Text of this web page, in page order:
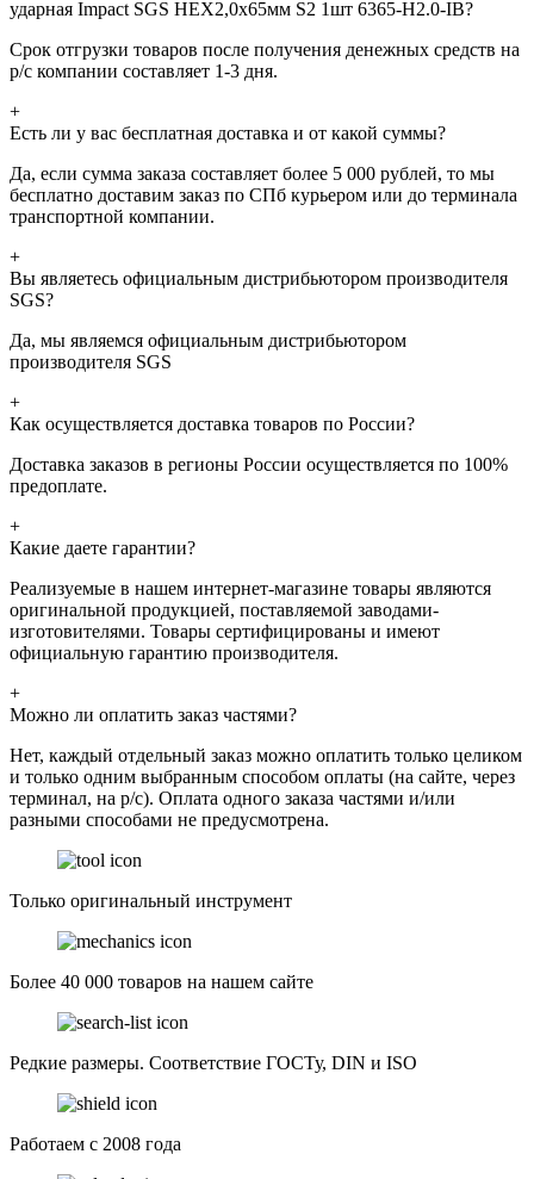
ударная Impact SGS HEX2,0х65мм S2 1шт 6365-H2.0-IB?
Срок отгрузки товаров после получения денежных средств на
р/с компании составляет 1-3 дня.
+
Есть ли у вас бесплатная доставка и от какой суммы?
Да, если сумма заказа составляет более 5 000 рублей, то мы
бесплатно доставим заказ по СПб курьером или до терминала
транспортной компании.
+
Вы являетесь официальным дистрибьютором производителя
SGS?
Да, мы являемся официальным дистрибьютором
производителя SGS
+
Как осуществляется доставка товаров по России?
Доставка заказов в регионы России осуществляется по 100%
предоплате.
+
Какие даете гарантии?
Реализуемые в нашем интернет-магазине товары являются
оригинальной продукцией, поставляемой заводами-
изготовителями. Товары сертифицированы и имеют
официальную гарантию производителя.
+
Можно ли оплатить заказ частями?
Нет, каждый отдельный заказ можно оплатить только целиком
и только одним выбранным способом оплаты (на сайте, через
терминал, на р/с). Оплата одного заказа частями и/или
разными способами не предусмотрена.
Только оригинальный инструмент
Более 40 000 товаров на нашем сайте
Редкие размеры. Соответствие ГОСТу, DIN и ISO
Работаем с 2008 года